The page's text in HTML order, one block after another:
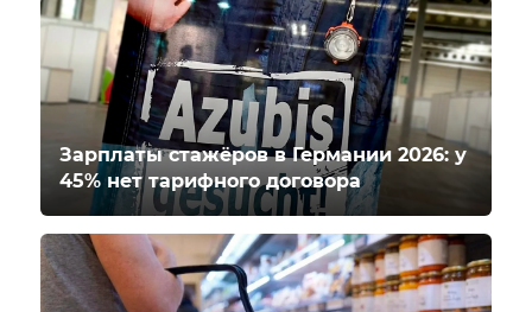
Зарплаты стажёров в Германии 2026: у
45% нет тарифного договора